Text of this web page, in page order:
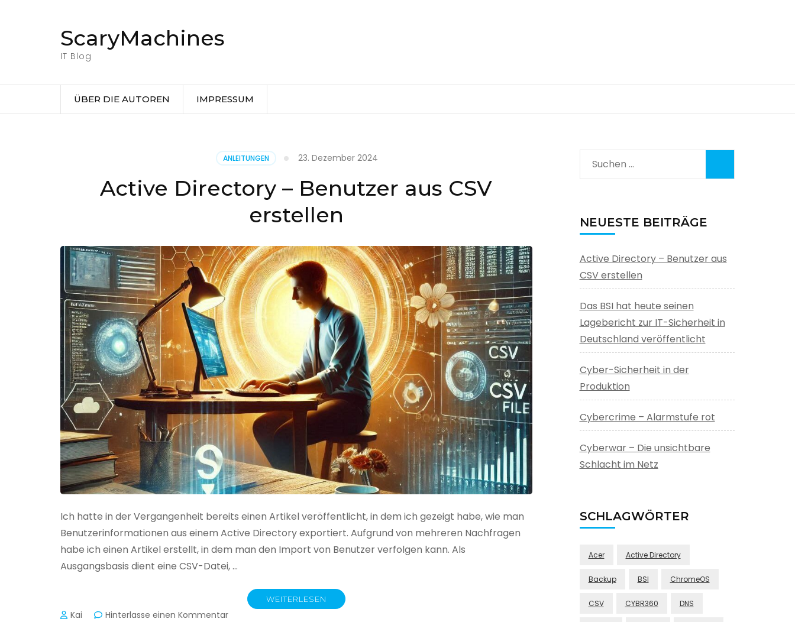
(Eingabetaste
ScaryMachines
IT Blog
ÜBER DIE AUTOREN IMPRESSUM
ANLEITUNGEN 23. Dezember 2024
Active Directory – Benutzer aus CSV
erstellen
Ich hatte in der Vergangenheit bereits einen Artikel veröffentlicht, in dem ich gezeigt habe, wie man
Benutzerinformationen aus einem Active Directory exportiert. Aufgrund von mehreren Nachfragen
habe ich einen Artikel erstellt, in dem man den Import von Benutzer verfolgen kann. Als
Ausgangsbasis dient eine CSV-Datei, …
WEITERLESEN
Kai Hinterlasse einen Kommentarzu
Suchen
nach:
NEUESTE BEITRÄGE
Active Directory – Benutzer aus
CSV erstellen
Das BSI hat heute seinen
Lagebericht zur IT-Sicherheit in
Deutschland veröffentlicht
Cyber-Sicherheit in der
Produktion
Cybercrime – Alarmstufe rot
Cyberwar – Die unsichtbare
Schlacht im Netz
SCHLAGWÖRTER
Acer Active Directory
Backup BSI ChromeOS
CSV CYBR360 DNS